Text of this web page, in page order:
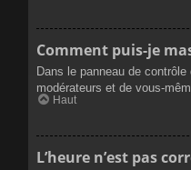
Comment puis-je
Dans le panneau de
modérateurs et de vous-
Haut
L’heure n’est pas